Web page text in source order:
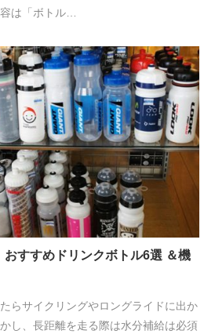
は「ボトル…
おすすめドリンクボトル6選 ＆機
らサイクリングやロングライドに出か
し、長距離を走る際は水分補給は必須